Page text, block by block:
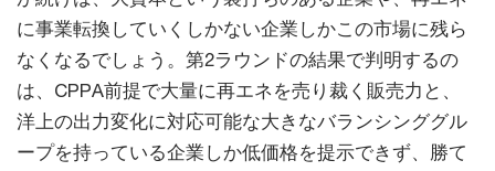
に事業転換していくしかない企業しかこの市場に残ら
なくなるでしょう。第2ラウンドの結果で判明するの
は、CPPA前提で大量に再エネを売り裁く販売力と、
洋上の出力変化に対応可能な大きなバランシンググル
ープを持っている企業しか低価格を提示できず、勝て